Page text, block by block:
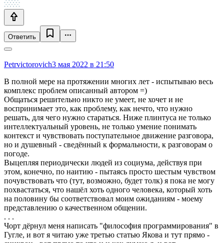
Ответить
Petrvictorovich3 мая 2022 в 21:50
В полной мере на протяжении многих лет - испытываю весь
комплекс проблем описанный автором =)
Общаться решительно никто не умеет, не хочет и не
воспринимает это, как проблему, как нечто, что нужно
решать, для чего нужно стараться. Ниже плинтуса не только
интеллектуальный уровень, не только умение понимать
контекст и чувствовать поступательное движение разговора,
но и душевный - сведённый к формальности, к разговорам о
погоде.
Выцепляя периодически людей из социума, действуя при
этом, конечно, по наитию - пытаясь просто шестым чувством
почувствовать что (тут, возможно, будет толк) я пока не могу
похвастаться, что нашёл хоть одного человека, который хоть
на половину бы соответствовал моим ожиданиям - моему
представлению о качественном общении.
. . .
Чорт дёрнул меня написать "философия программирования" в
Гугле, и вот я читаю уже третью статью Якова и тут прямо -